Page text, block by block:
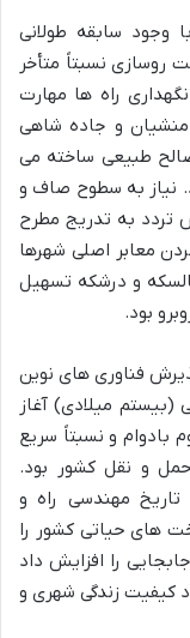
وجود سابقه طولانی
روسازی نسبتاً متأخر
راه ها مهارت
و جاده شاهی
طبیعی ساخته می
نیاز به سطوح صاف و
تردد به تدریج مطرح
معابر اصلی شهرها
و درشکه تسهیل
بود.
فناوری های نوین
میلادی) آغاز
بادوام و نسبتاً سریع
و نقل کشور بود.
مهندسی راه و
های حیاتی کشور را
را افزایش داد
کیفیت زندگی شهری و